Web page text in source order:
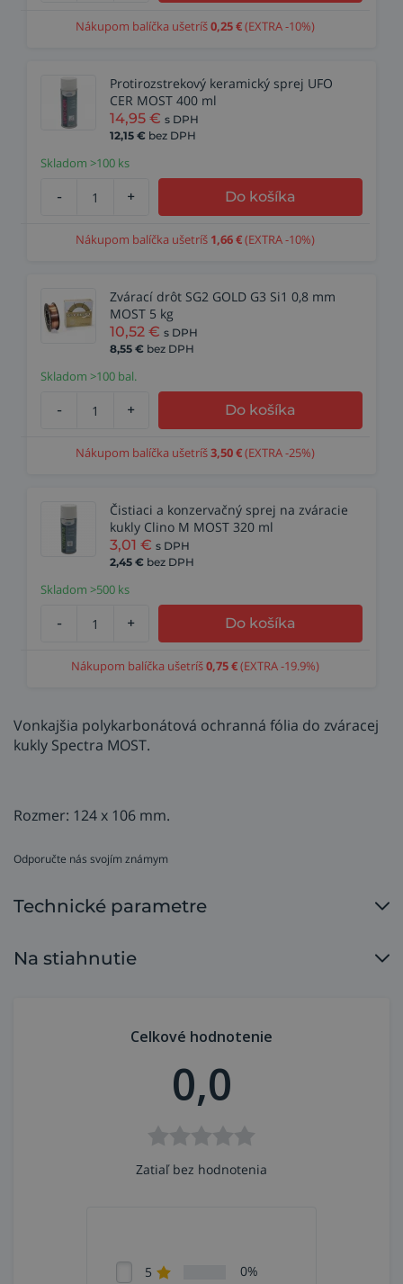
Nákupom balíčka ušetríš0,25€(EXTRA -10%)
Protirozstrekový keramický sprej UFO
CER MOST 400 ml
14,95 € s DPH
12,15 € bez DPH
Skladom >100 ks
- + Do košíka
Nákupom balíčka ušetríš 1,66€(EXTRA -10%)
Zvárací drôt SG2 GOLD G3 Si1 0,8 mm
MOST 5 kg
10,52 € s DPH
8,55 € bez DPH
Skladom >100 bal.
- + Do košíka
Nákupom balíčka ušetríš3,50€(EXTRA -25%)
Čistiaci a konzervačný sprej na zváracie
kukly Clino M MOST 320 ml
3,01 € s DPH
2,45 € bez DPH
Skladom >500 ks
- + Do košíka
Nákupom balíčka ušetríš0,75€(EXTRA -19.9%)
Vonkajšia polykarbonátová ochranná fólia do zváracej
kukly Spectra MOST.
Rozmer: 124 x 106 mm.
Odporučte nás svojím známym
Technické parametre
Na stiahnutie
Celkové hodnotenie
0,0
Zatiaľ bez hodnotenia
5 0%